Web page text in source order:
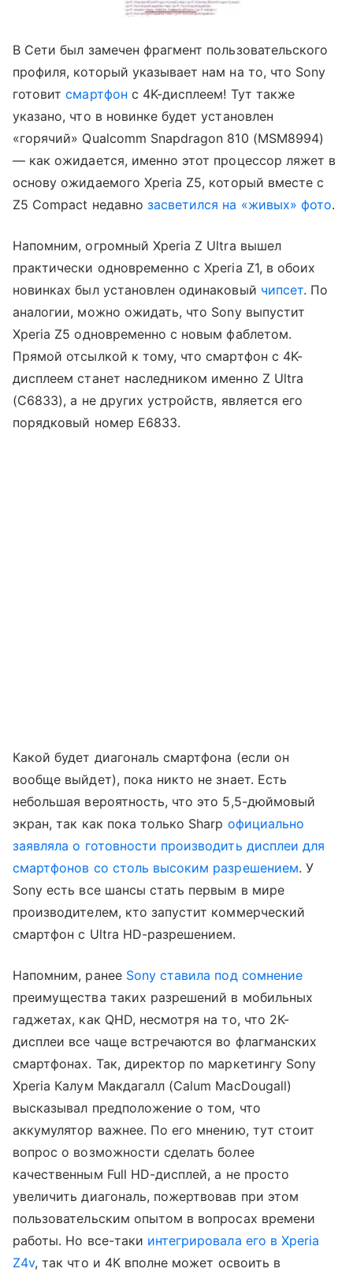
В Сети был замечен фрагмент пользовательского
профиля, который указывает нам на то, что Sony
готовитсмартфон с 4K-дисплеем! Тут также
указано, что в новинке будет установлен
«горячий» Qualcomm Snapdragon 810 (MSM8994)
— как ожидается, именно этот процессор ляжет в
основу ожидаемого Xperia Z5, который вместе с
Z5 Compact недавно засветился на «живых» фото.
Напомним, огромный Xperia Z Ultra вышел
практически одновременно с Xperia Z1, в обоих
новинках был установлен одинаковый чипсет. По
аналогии, можно ожидать, что Sony выпустит
Xperia Z5 одновременно с новым фаблетом.
Прямой отсылкой к тому, что смартфон с 4K-
дисплеем станет наследником именно Z Ultra
(С6833), а не других устройств, является его
порядковый номер E6833.
Какой будет диагональ смартфона (если он
вообще выйдет), пока никто не знает. Есть
небольшая вероятность, что это 5,5-дюймовый
экран, так как пока только Sharp официально
заявляла о готовности производить дисплеи для
смартфонов со столь высоким разрешением. У
Sony есть все шансы стать первым в мире
производителем, кто запустит коммерческий
смартфон с Ultra HD-разрешением.
Напомним, ранее Sony ставила под сомнение
преимущества таких разрешений в мобильных
гаджетах, как QHD, несмотря на то, что 2К-
дисплеи все чаще встречаются во флагманских
смартфонах. Так, директор по маркетингу Sony
Xperia Калум Макдагалл (Calum MacDougall)
высказывал предположение о том, что
аккумулятор важнее. По его мнению, тут стоит
вопрос о возможности сделать более
качественным Full HD-дисплей, а не просто
увеличить диагональ, пожертвовав при этом
пользовательским опытом в вопросах времени
работы. Но все-таки интегрировала его в Xperia
Z4v, так что и 4К вполне может освоить в